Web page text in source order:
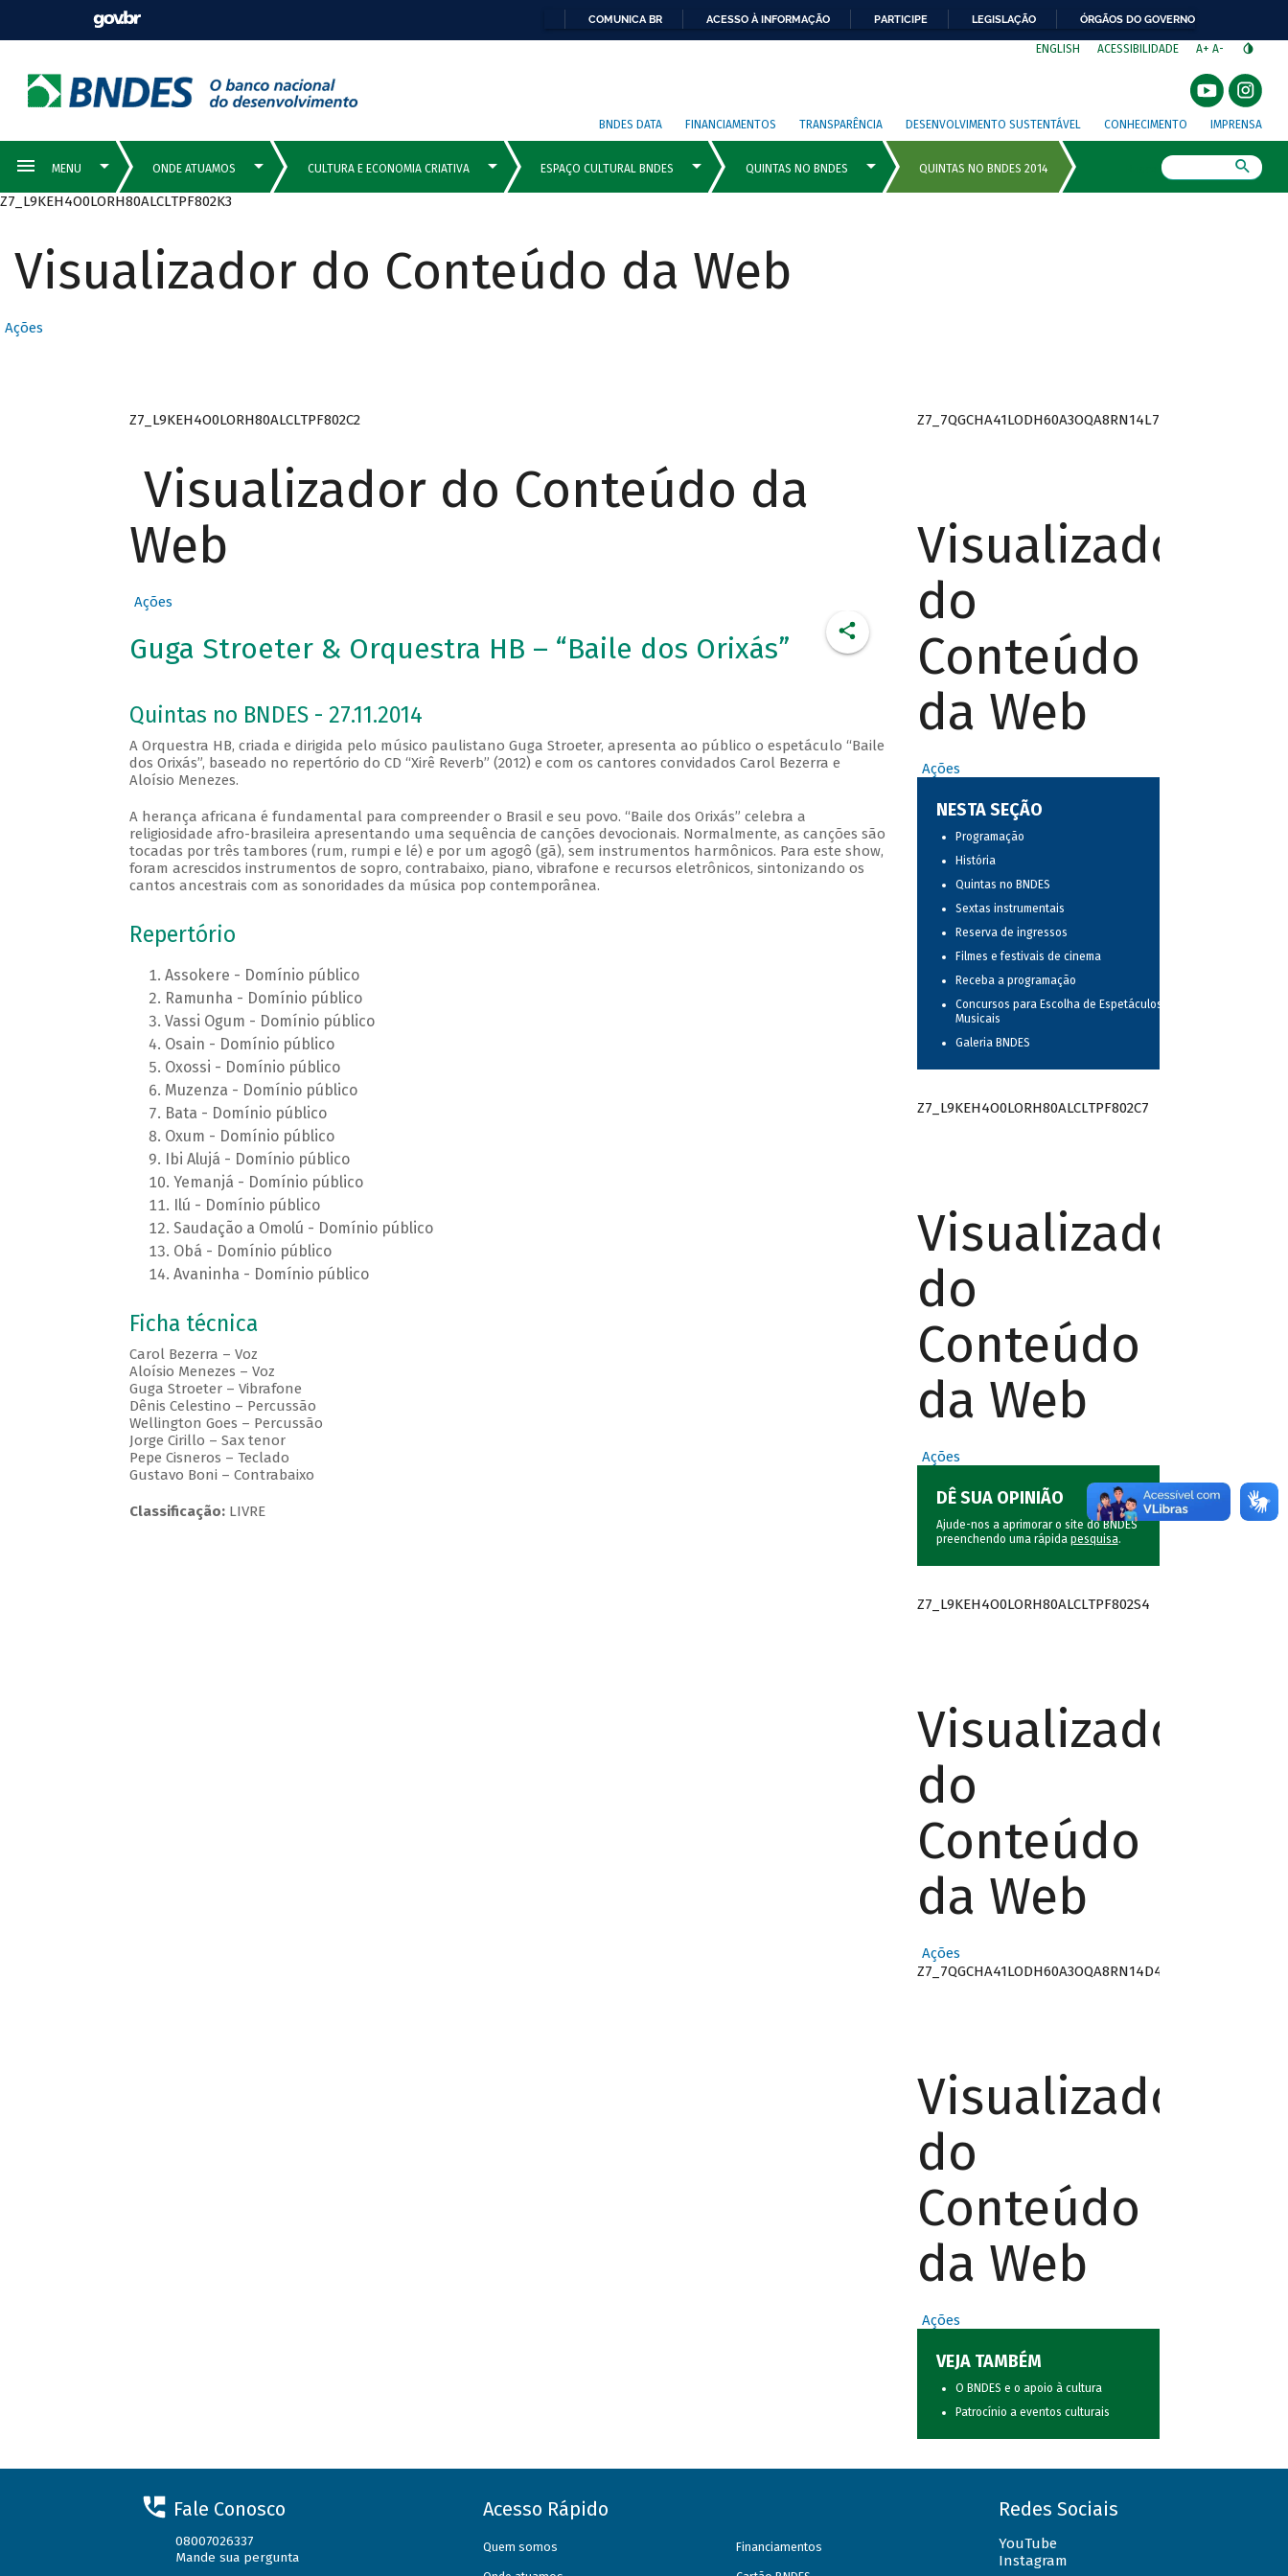
COMUNICA BR ACESSO À INFORMAÇÃO PARTICIPE LEGISLAÇÃO ÓRGÃOS DO GOVERNO
ENGLISH ACESSIBILIDADE A+ A-
BNDES DATA FINANCIAMENTOS TRANSPARÊNCIA DESENVOLVIMENTO SUSTENTÁVEL CONHECIMENTO IMPRENSA
Z7_L9KEH4O0LORH80ALCLTPF802K3
Visualizador do Conteúdo da Web
Ações
Z7_L9KEH4O0LORH80ALCLTPF802C2
Visualizador do Conteúdo da
Web
Ações
Guga Stroeter & Orquestra HB – “Baile dos Orixás”
Quintas no BNDES - 27.11.2014
A Orquestra HB, criada e dirigida pelo músico paulistano Guga Stroeter, apresenta ao público o espetáculo “Baile
dos Orixás”, baseado no repertório do CD “Xirê Reverb” (2012) e com os cantores convidados Carol Bezerra e
Aloísio Menezes.
A herança africana é fundamental para compreender o Brasil e seu povo. “Baile dos Orixás” celebra a
religiosidade afro-brasileira apresentando uma sequência de canções devocionais. Normalmente, as canções são
tocadas por três tambores (rum, rumpi e lé) e por um agogô (gã), sem instrumentos harmônicos. Para este show,
foram acrescidos instrumentos de sopro, contrabaixo, piano, vibrafone e recursos eletrônicos, sintonizando os
cantos ancestrais com as sonoridades da música pop contemporânea.
Repertório
Assokere - Domínio público
Ramunha - Domínio público
Vassi Ogum - Domínio público
Osain - Domínio público
Oxossi - Domínio público
Muzenza - Domínio público
Bata - Domínio público
Oxum - Domínio público
Ibi Alujá - Domínio público
Yemanjá - Domínio público
Ilú - Domínio público
Saudação a Omolú - Domínio público
Obá - Domínio público
Avaninha - Domínio público
Ficha técnica
Carol Bezerra – Voz
Aloísio Menezes – Voz
Guga Stroeter – Vibrafone
Dênis Celestino – Percussão
Wellington Goes – Percussão
Jorge Cirillo – Sax tenor
Pepe Cisneros – Teclado
Gustavo Boni – Contrabaixo
Classificação:LIVRE
Z7_7QGCHA41LODH60A3OQA8RN14L7
Visualizador
do
Conteúdo
da Web
Ações
NESTA SEÇÃO
Programação
História
Quintas no BNDES
Sextas instrumentais
Reserva de ingressos
Filmes e festivais de cinema
Receba a programação
Concursos para Escolha de Espetáculos
Musicais
Galeria BNDES
Z7_L9KEH4O0LORH80ALCLTPF802C7
Visualizador
do
Conteúdo
da Web
Ações
DÊ SUA OPINIÃO
Ajude-nos a aprimorar o site do BNDES
preenchendo uma rápida pesquisa.
Z7_L9KEH4O0LORH80ALCLTPF802S4
Visualizador
do
Conteúdo
da Web
Ações
Z7_7QGCHA41LODH60A3OQA8RN14D4
Visualizador
do
Conteúdo
da Web
Ações
VEJA TAMBÉM
O BNDES e o apoio à cultura
Patrocínio a eventos culturais
Fale Conosco
08007026337
Mande sua pergunta
Acesso Rápido
Quem somos Financiamentos
Redes Sociais
YouTube
Instagram